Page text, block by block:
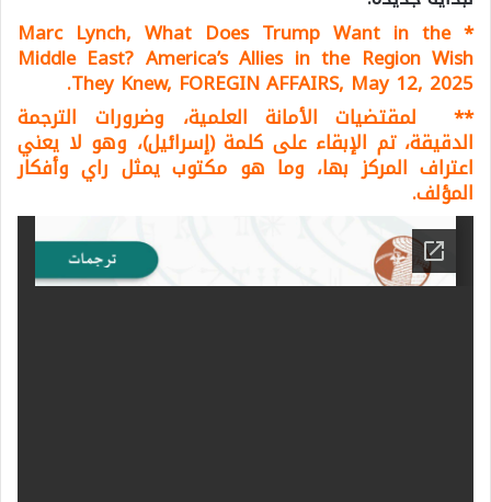
*
Marc Lynch, What Does Trump Want in the
Middle East? America’s Allies in the Region Wish
They Knew, FOREGIN AFFAIRS, May 12, 2025.
** لمقتضيات الأمانة العلمية، وضرورات الترجمة
الدقيقة، تم الإبقاء على كلمة (إسرائيل)، وهو لا يعني
اعتراف المركز بها، وما هو مكتوب يمثل راي وأفكار
المؤلف.